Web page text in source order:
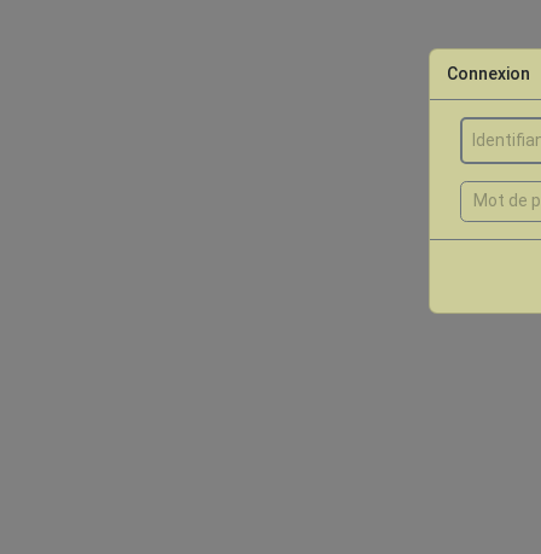
Connexion